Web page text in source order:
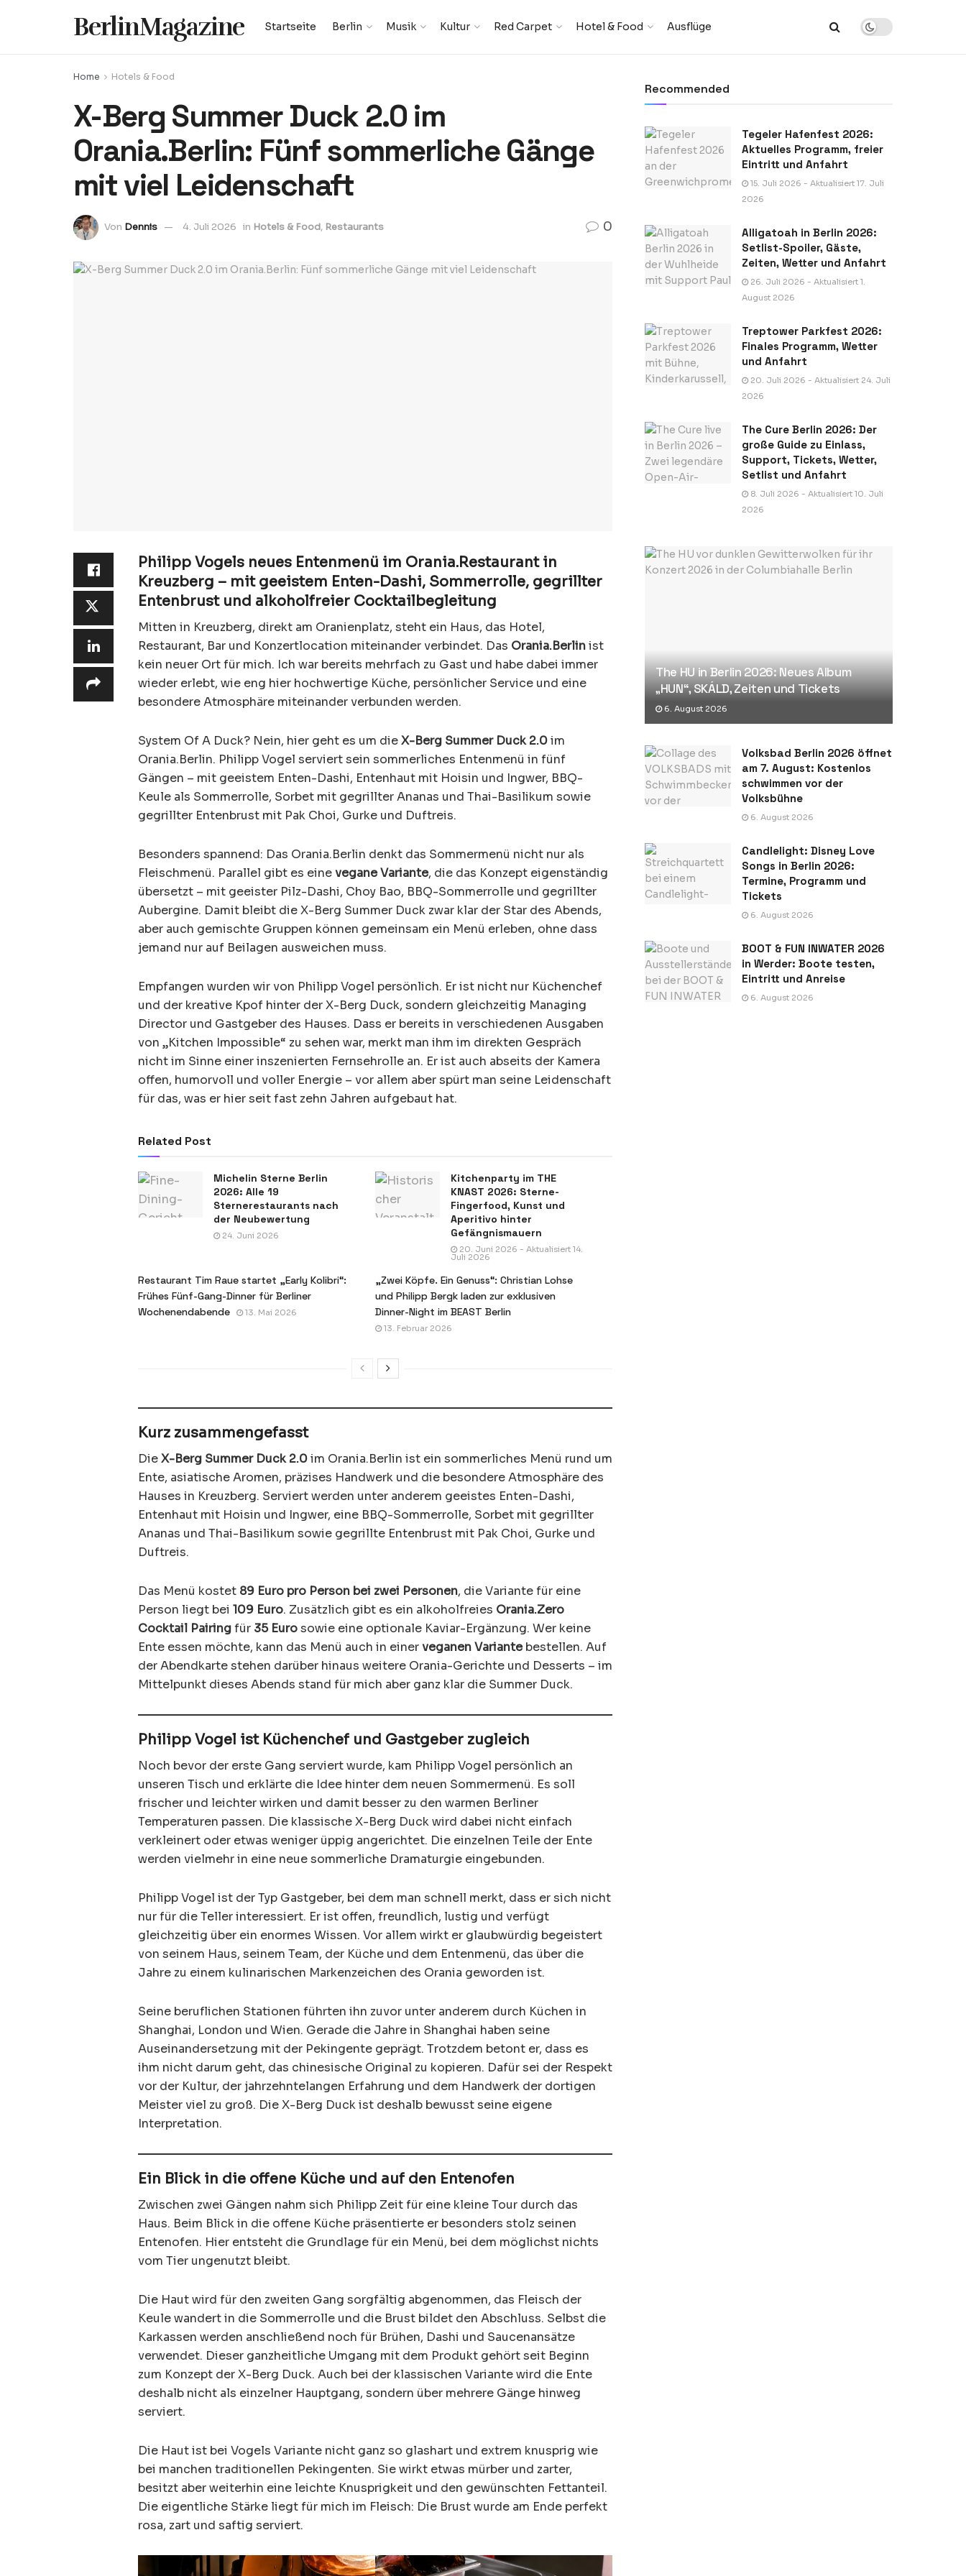
BerlinMagazine Startseite Berlin Musik Kultur Red Carpet Hotel & Food Ausflüge
Home Hotels & Food
X-Berg Summer Duck 2.0 im
Orania.Berlin: Fünf sommerliche Gänge
mit viel Leidenschaft
Von Dennis 4. Juli 2026 in Hotels & Food, Restaurants 0
Philipp Vogels neues Entenmenü im Orania.Restaurant in
Kreuzberg – mit geeistem Enten-Dashi, Sommerrolle, gegrillter
Entenbrust und alkoholfreier Cocktailbegleitung
Mitten in Kreuzberg, direkt am Oranienplatz, steht ein Haus, das Hotel,
Restaurant, Bar und Konzertlocation miteinander verbindet. Das Orania.Berlinist
kein neuer Ort für mich. Ich war bereits mehrfach zu Gast und habe dabei immer
wieder erlebt, wie eng hier hochwertige Küche, persönlicher Service und eine
besondere Atmosphäre miteinander verbunden werden.
System Of A Duck? Nein, hier geht es um dieX-Berg Summer Duck 2.0im
Orania.Berlin. Philipp Vogel serviert sein sommerliches Entenmenü in fünf
Gängen – mit geeistem Enten-Dashi, Entenhaut mit Hoisin und Ingwer, BBQ-
Keule als Sommerrolle, Sorbet mit gegrillter Ananas und Thai-Basilikum sowie
gegrillter Entenbrust mit Pak Choi, Gurke und Duftreis.
Besonders spannend: Das Orania.Berlin denkt das Sommermenü nicht nur als
Fleischmenü. Parallel gibt es einevegane Variante, die das Konzept eigenständig
übersetzt – mit geeister Pilz-Dashi, Choy Bao, BBQ-Sommerrolle und gegrillter
Aubergine. Damit bleibt die X-Berg Summer Duck zwar klar der Star des Abends,
aber auch gemischte Gruppen können gemeinsam ein Menü erleben, ohne dass
jemand nur auf Beilagen ausweichen muss.
Empfangen wurden wir von Philipp Vogel persönlich. Er ist nicht nur Küchenchef
und der kreative Kpof hinter der X-Berg Duck, sondern gleichzeitig Managing
Director und Gastgeber des Hauses. Dass er bereits in verschiedenen Ausgaben
von „Kitchen Impossible“ zu sehen war, merkt man ihm im direkten Gespräch
nicht im Sinne einer inszenierten Fernsehrolle an. Er ist auch abseits der Kamera
offen, humorvoll und voller Energie – vor allem aber spürt man seine Leidenschaft
für das, was er hier seit fast zehn Jahren aufgebaut hat.
Related Post
Michelin Sterne Berlin
2026: Alle 19
Sternerestaurants nach
der Neubewertung
24. Juni 2026
Kitchenparty im THE
KNAST 2026: Sterne-
Fingerfood, Kunst und
Aperitivo hinter
Gefängnismauern
20. Juni 2026 - Aktualisiert 14.
Juli 2026
Restaurant Tim Raue startet „Early Kolibri“:
Frühes Fünf-Gang-Dinner für Berliner
Wochenendabende
13. Mai 2026
„Zwei Köpfe. Ein Genuss“: Christian Lohse
und Philipp Bergk laden zur exklusiven
Dinner-Night im BEAST Berlin
13. Februar 2026
Kurz zusammengefasst
DieX-Berg Summer Duck 2.0im Orania.Berlin ist ein sommerliches Menü rund um
Ente, asiatische Aromen, präzises Handwerk und die besondere Atmosphäre des
Hauses in Kreuzberg. Serviert werden unter anderem geeistes Enten-Dashi,
Entenhaut mit Hoisin und Ingwer, eine BBQ-Sommerrolle, Sorbet mit gegrillter
Ananas und Thai-Basilikum sowie gegrillte Entenbrust mit Pak Choi, Gurke und
Duftreis.
Das Menü kostet 89 Euro pro Person bei zwei Personen, die Variante für eine
Person liegt bei 109 Euro. Zusätzlich gibt es ein alkoholfreies Orania.Zero
Cocktail Pairingfür 35 Eurosowie eine optionale Kaviar-Ergänzung. Wer keine
Ente essen möchte, kann das Menü auch in einerveganen Variantebestellen. Auf
der Abendkarte stehen darüber hinaus weitere Orania-Gerichte und Desserts – im
Mittelpunkt dieses Abends stand für mich aber ganz klar die Summer Duck.
Philipp Vogel ist Küchenchef und Gastgeber zugleich
Noch bevor der erste Gang serviert wurde, kam Philipp Vogel persönlich an
unseren Tisch und erklärte die Idee hinter dem neuen Sommermenü. Es soll
frischer und leichter wirken und damit besser zu den warmen Berliner
Temperaturen passen. Die klassische X-Berg Duck wird dabei nicht einfach
verkleinert oder etwas weniger üppig angerichtet. Die einzelnen Teile der Ente
werden vielmehr in eine neue sommerliche Dramaturgie eingebunden.
Philipp Vogel ist der Typ Gastgeber, bei dem man schnell merkt, dass er sich nicht
nur für die Teller interessiert. Er ist offen, freundlich, lustig und verfügt
gleichzeitig über ein enormes Wissen. Vor allem wirkt er glaubwürdig begeistert
von seinem Haus, seinem Team, der Küche und dem Entenmenü, das über die
Jahre zu einem kulinarischen Markenzeichen des Orania geworden ist.
Seine beruflichen Stationen führten ihn zuvor unter anderem durch Küchen in
Shanghai, London und Wien. Gerade die Jahre in Shanghai haben seine
Auseinandersetzung mit der Pekingente geprägt. Trotzdem betont er, dass es
ihm nicht darum geht, das chinesische Original zu kopieren. Dafür sei der Respekt
vor der Kultur, der jahrzehntelangen Erfahrung und dem Handwerk der dortigen
Meister viel zu groß. Die X-Berg Duck ist deshalb bewusst seine eigene
Interpretation.
Ein Blick in die offene Küche und auf den Entenofen
Zwischen zwei Gängen nahm sich Philipp Zeit für eine kleine Tour durch das
Haus. Beim Blick in die offene Küche präsentierte er besonders stolz seinen
Entenofen. Hier entsteht die Grundlage für ein Menü, bei dem möglichst nichts
vom Tier ungenutzt bleibt.
Die Haut wird für den zweiten Gang sorgfältig abgenommen, das Fleisch der
Keule wandert in die Sommerrolle und die Brust bildet den Abschluss. Selbst die
Karkassen werden anschließend noch für Brühen, Dashi und Saucenansätze
verwendet. Dieser ganzheitliche Umgang mit dem Produkt gehört seit Beginn
zum Konzept der X-Berg Duck. Auch bei der klassischen Variante wird die Ente
deshalb nicht als einzelner Hauptgang, sondern über mehrere Gänge hinweg
serviert.
Die Haut ist bei Vogels Variante nicht ganz so glashart und extrem knusprig wie
bei manchen traditionellen Pekingenten. Sie wirkt etwas mürber und zarter,
besitzt aber weiterhin eine leichte Knusprigkeit und den gewünschten Fettanteil.
Die eigentliche Stärke liegt für mich im Fleisch: Die Brust wurde am Ende perfekt
rosa, zart und saftig serviert.
Recommended
Tegeler Hafenfest 2026:
Aktuelles Programm, freier
Eintritt und Anfahrt
15. Juli 2026 - Aktualisiert 17. Juli
2026
Alligatoah in Berlin 2026:
Setlist-Spoiler, Gäste,
Zeiten, Wetter und Anfahrt
26. Juli 2026 - Aktualisiert 1.
August 2026
Treptower Parkfest 2026:
Finales Programm, Wetter
und Anfahrt
20. Juli 2026 - Aktualisiert 24. Juli
2026
The Cure Berlin 2026: Der
große Guide zu Einlass,
Support, Tickets, Wetter,
Setlist und Anfahrt
8. Juli 2026 - Aktualisiert 10. Juli
2026
The HU in Berlin 2026: Neues Album
„HUN“, SKÁLD, Zeiten und Tickets
6. August 2026
Volksbad Berlin 2026 öffnet
am 7. August: Kostenlos
schwimmen vor der
Volksbühne
6. August 2026
Candlelight: Disney Love
Songs in Berlin 2026:
Termine, Programm und
Tickets
6. August 2026
BOOT & FUN INWATER 2026
in Werder: Boote testen,
Eintritt und Anreise
6. August 2026